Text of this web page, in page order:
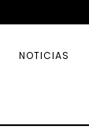
NOTICIAS